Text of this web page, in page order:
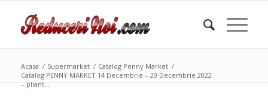
Acasa / Supermarket / Catalog Penny Market /
Catalog PENNY MARKET 14 Decembrie – 20 Decembrie 2022
– pliant...